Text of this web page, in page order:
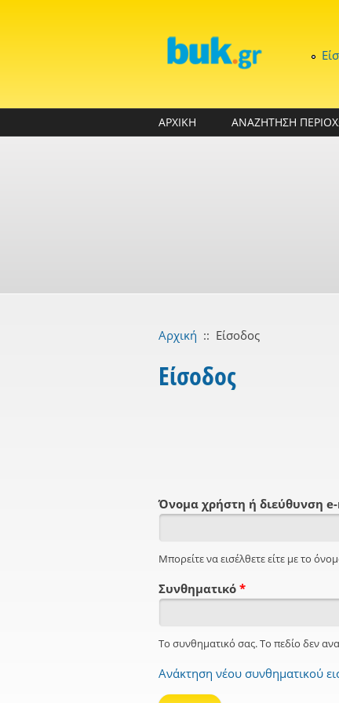
ΑΡΧΙΚΗ ΑΝΑΖΗΤΗΣΗ
Αρχική :: Είσοδος
Είσοδος
Όνομα χρήστη ή διεύθυνση
Μπορείτε να εισέλθετε είτε με το
Συνθηματικό *
Το συνθηματικό σας. Το πεδίο δεν
Ανάκτηση νέου συνθηματικού